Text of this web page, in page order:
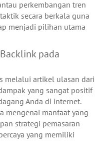
perkembangan tren
secara berkala guna
menjadi pilihan utama
pada
melalui artikel ulasan dari
yang sangat positif
Anda di internet.
mengenai manfaat yang
strategi pemasaran
yang memiliki